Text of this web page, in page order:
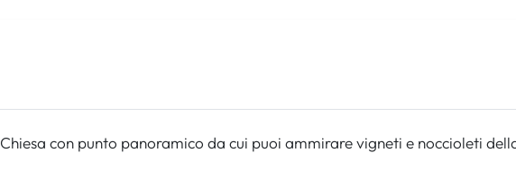
Chiesa con punto panoramico da cui puoi ammirare vigneti e noccioleti